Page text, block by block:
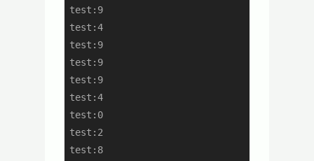
test:9
test:4
test:9
test:9
test:9
test:4
test:0
test:2
test:8